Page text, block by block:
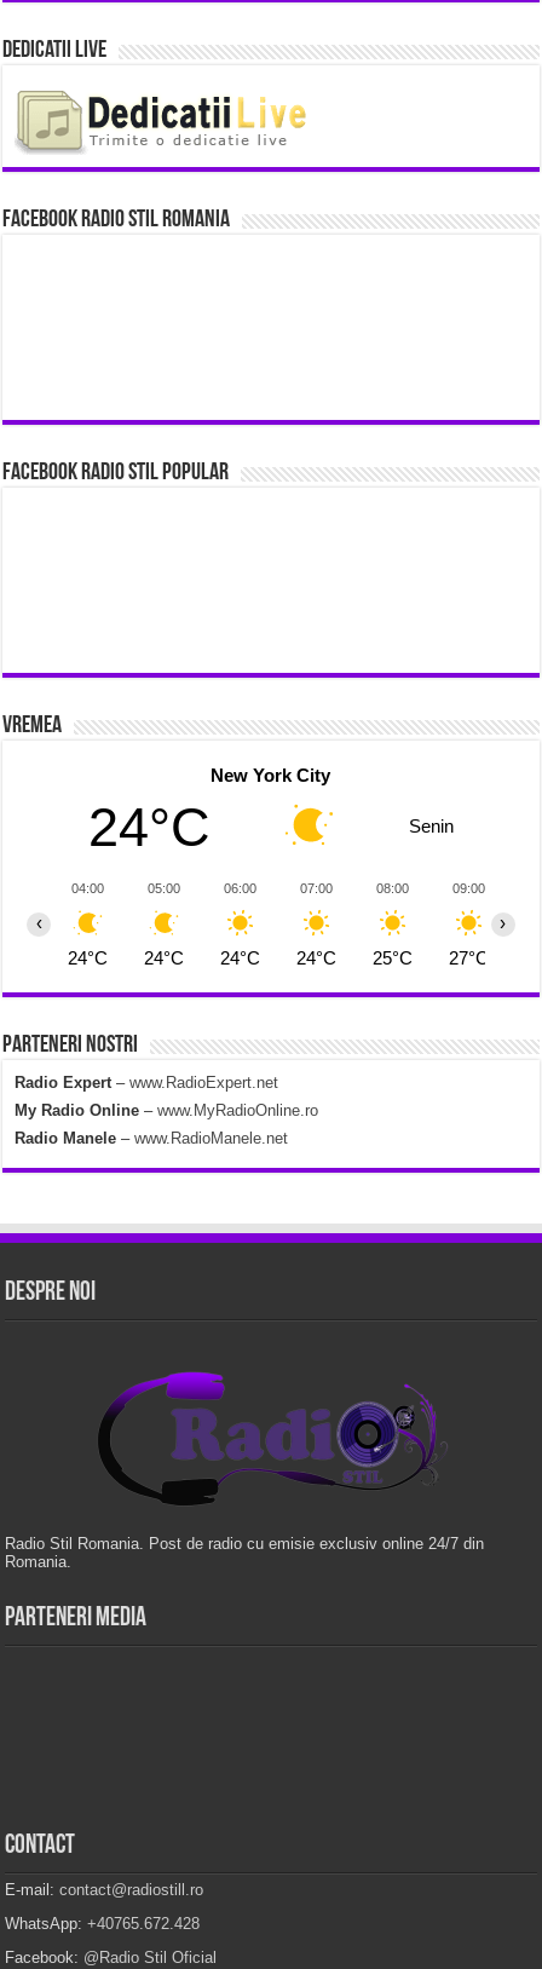
Dedicatii Live
Facebook Radio Stil Romania
Facebook Radio Stil Popular
Vremea
New York City
24°C Senin
04:00
24°C
05:00
24°C
06:00
24°C
07:00
24°C
08:00
25°C
09:00
27°C
‹ ›
Parteneri Nostri
Radio Expert –www.RadioExpert.net
My Radio Online –www.MyRadioOnline.ro
Radio Manele–www.RadioManele.net
Despre Noi
Radio Stil Romania. Post de radio cu emisie exclusiv online 24/7 din
Romania.
Parteneri Media
Contact
E-mail:contact@radiostill.ro
WhatsApp:+40765.672.428
Facebook: @Radio Stil Oficial